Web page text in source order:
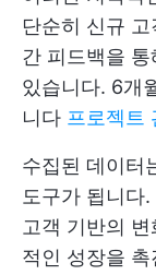
단순히 신규
간 피드백을
있습니다. 6개
니다 프로젝트
수집된 데이터
도구가 됩니다
고객 기반의
적인 성장을